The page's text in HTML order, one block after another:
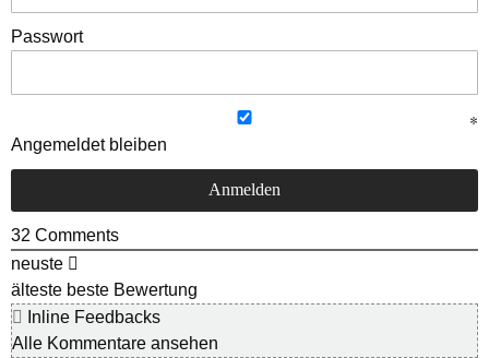
Passwort
Angemeldet bleiben
32 Comments
neuste
älteste beste Bewertung
Inline Feedbacks
Alle Kommentare ansehen